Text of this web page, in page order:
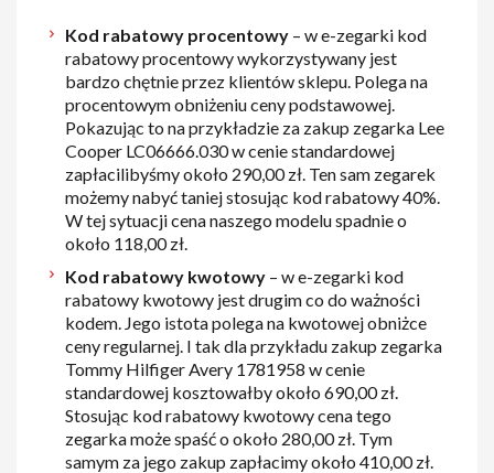
Kod rabatowy procentowy – w e-zegarki kod
rabatowy procentowy wykorzystywany jest
bardzo chętnie przez klientów sklepu. Polega na
procentowym obniżeniu ceny podstawowej.
Pokazując to na przykładzie za zakup zegarka Lee
Cooper LC06666.030 w cenie standardowej
zapłacilibyśmy około 290,00 zł. Ten sam zegarek
możemy nabyć taniej stosując kod rabatowy 40%.
W tej sytuacji cena naszego modelu spadnie o
około 118,00 zł.
Kod rabatowy kwotowy – w e-zegarki kod
rabatowy kwotowy jest drugim co do ważności
kodem. Jego istota polega na kwotowej obniżce
ceny regularnej. I tak dla przykładu zakup zegarka
Tommy Hilfiger Avery 1781958 w cenie
standardowej kosztowałby około 690,00 zł.
Stosując kod rabatowy kwotowy cena tego
zegarka może spaść o około 280,00 zł. Tym
samym za jego zakup zapłacimy około 410,00 zł.